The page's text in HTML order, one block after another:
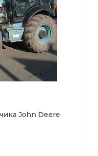
John Deere